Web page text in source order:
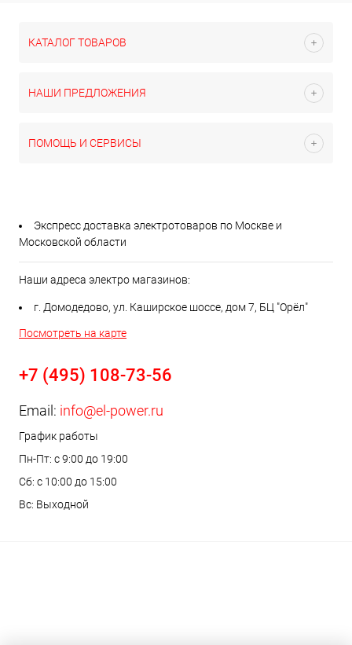
КАТАЛОГ ТОВАРОВ
НАШИ ПРЕДЛОЖЕНИЯ
ПОМОЩЬ И СЕРВИСЫ
Экспресс доставка электротоваров по Москве и
Московской области
Наши адреса электро магазинов:
г. Домодедово, ул. Каширское шоссе, дом 7, БЦ "Орёл"
Посмотреть на карте
+7 (495) 108-73-56
Email: info@el-power.ru
График работы
Пн-Пт: с 9:00 до 19:00
Сб: с 10:00 до 15:00
Вс: Выходной